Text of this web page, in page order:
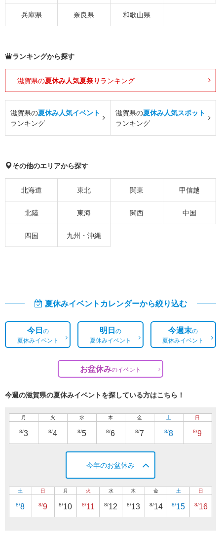
兵庫県 奈良県 和歌山県
ランキングから探す
滋賀県の夏休み人気夏祭り ランキング
滋賀県の夏休み人気イベント
ランキング
滋賀県の夏休み人気スポット
ランキング
その他のエリアから探す
北海道 東北 関東 甲信越
北陸 東海 関西 中国
四国 九州・沖縄
夏休みイベントカレンダーから絞り込む
今日の
夏休みイベント
明日の
夏休みイベント
今週末の
夏休みイベント
お盆休みのイベント
今週の滋賀県の夏休みイベントを探している方はこちら！
月
8/3
火
8/4
水
8/5
木
8/6
金
8/7
土
8/8
日
8/9
今年のお盆休み
土
8/8
日
8/9
月
8/10
火
8/11
水
8/12
木
8/13
金
8/14
土
8/15
日
8/16